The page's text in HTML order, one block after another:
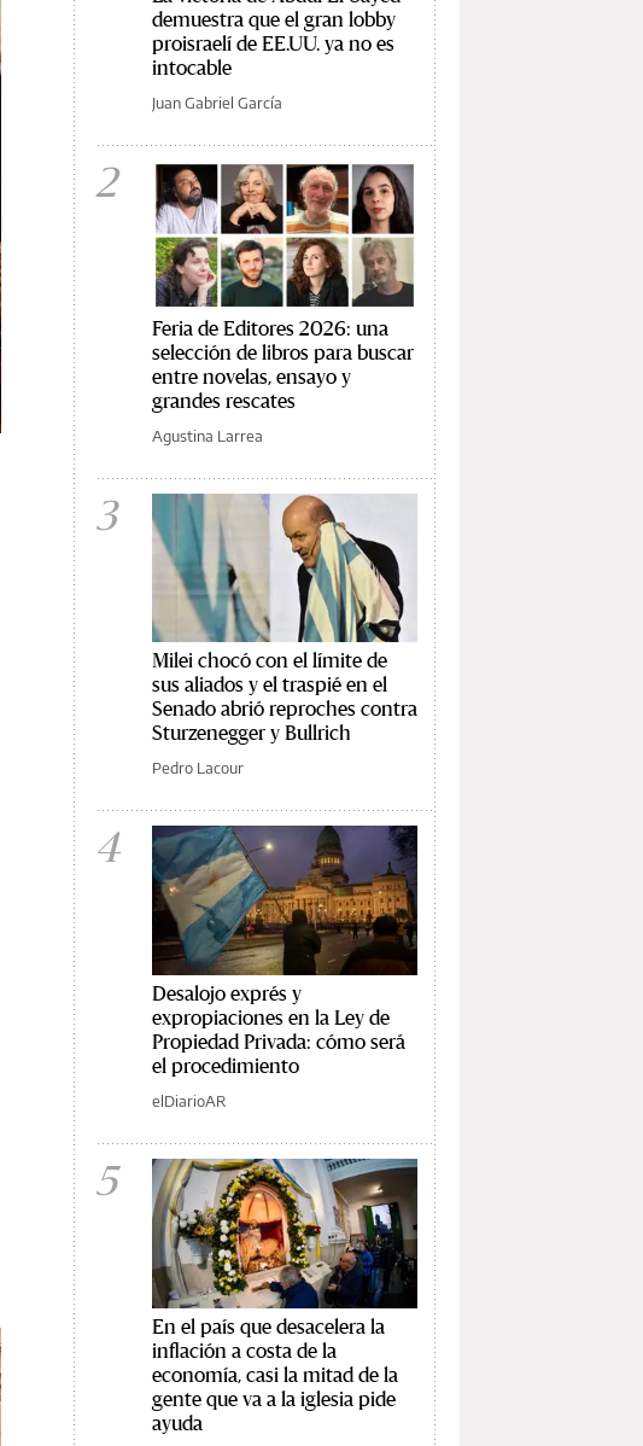
demuestra que el gran lobby
proisraelí de EE.UU. ya no es
intocable
Juan Gabriel García
2
Feria de Editores 2026: una
selección de libros para buscar
entre novelas, ensayo y
grandes rescates
Agustina Larrea
3
Milei chocó con el límite de
sus aliados y el traspié en el
Senado abrió reproches contra
Sturzenegger y Bullrich
Pedro Lacour
4
Desalojo exprés y
expropiaciones en la Ley de
Propiedad Privada: cómo será
el procedimiento
elDiarioAR
5
En el país que desacelera la
inflación a costa de la
economía, casi la mitad de la
gente que va a la iglesia pide
ayuda